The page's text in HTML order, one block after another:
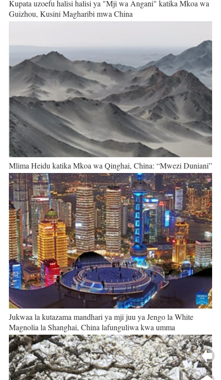
Kupata uzoefu halisi halisi ya "Mji wa Angani" katika Mkoa wa
Guizhou, Kusini Magharibi mwa China
Mlima Heidu katika Mkoa wa Qinghai, China: “Mwezi Duniani”
Jukwaa la kutazama mandhari ya mji juu ya Jengo la White
Magnolia la Shanghai, China lafunguliwa kwa umma